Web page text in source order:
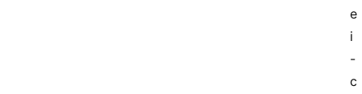
e
i
-
c